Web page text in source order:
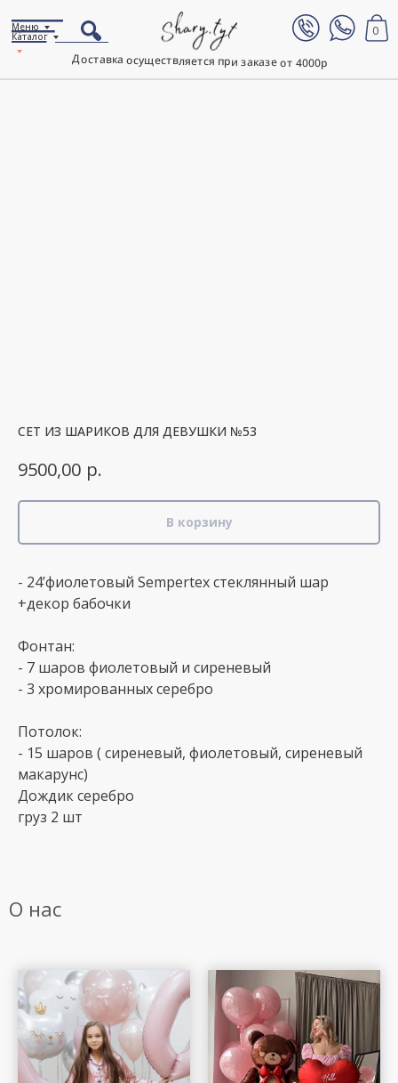
Доставка осуществляется при заказе от 4000р
0
Каталог
Меню
СЕТ ИЗ ШАРИКОВ ДЛЯ ДЕВУШКИ №53
9500,00 р.
В корзину
- 24’фиолетовый Sempertex стеклянный шар
+декор бабочки
Фонтан:
- 7 шаров фиолетовый и сиреневый
- 3 хромированных серебро
Потолок:
- 15 шаров ( сиреневый, фиолетовый, сиреневый
макарунс)
Дождик серебро
груз 2 шт
О нас